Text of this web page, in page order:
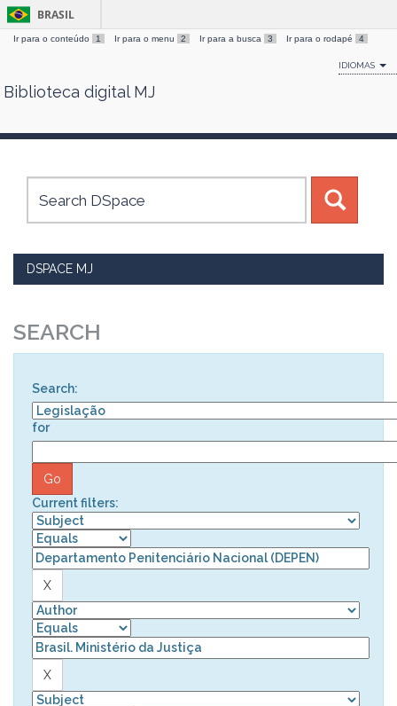
Skip
BRASIL
Ir para o conteúdo 1 Ir para o menu 2 Ir para a busca 3 Ir para o rodapé 4
IDIOMAS
Biblioteca digital MJ
DSPACE MJ
SEARCH
Search:
for
Current filters: